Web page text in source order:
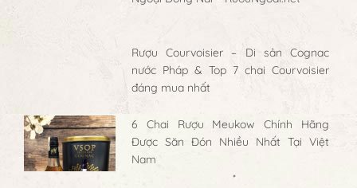
Rượu Courvoisier – Di sản Cognac
nước Pháp & Top 7 chai Courvoisier
đáng mua nhất
6 Chai Rượu Meukow Chính Hãng
Được Săn Đón Nhiều Nhất Tại Việt
Nam